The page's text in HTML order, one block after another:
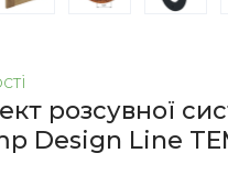
розсувної
Design Line